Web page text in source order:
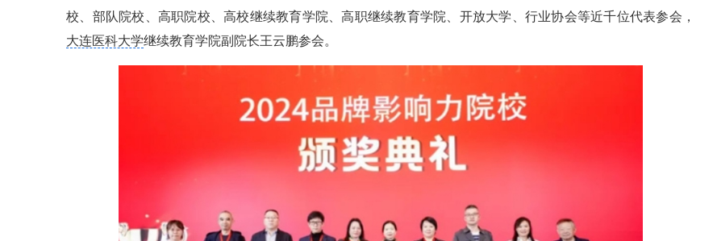
校、部队院校、高职院校、高校继续教育学院、高职继续教育学院、开放大学、行业协会等近千位代表参会，
大连医科大学继续教育学院副院长王云鹏参会。